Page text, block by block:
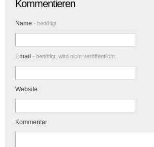
Kommentieren
Name - benötigt
Email - benötigt, wird nicht veröffentlicht.
Website
Kommentar